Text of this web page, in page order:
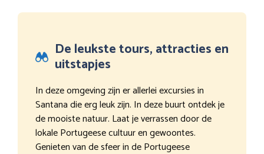
De leukste tours, attracties en
uitstapjes
In deze omgeving zijn er allerlei excursies in
Santana die erg leuk zijn. In deze buurt ontdek je
de mooiste natuur. Laat je verrassen door de
lokale Portugeese cultuur en gewoontes.
Genieten van de sfeer in de Portugeese